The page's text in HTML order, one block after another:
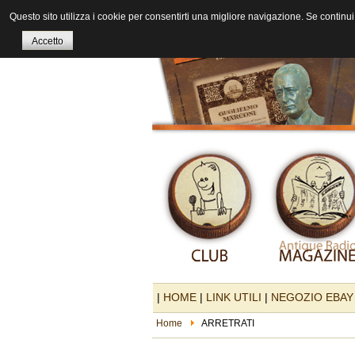
| HOME | LINK UTILI | NEGOZIO EBAY
Home ARRETRATI
Questo sito utilizza i cookie per consentirti una migliore navigazione. Se
Accetto